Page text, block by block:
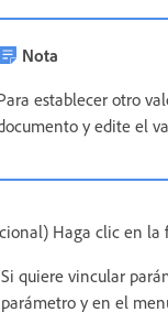
Nota
establecer otro
y edite el
Haga clic en la
Si quiere vincular
parámetro y en el